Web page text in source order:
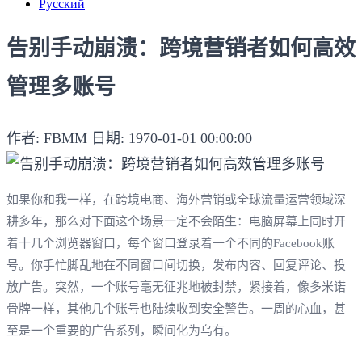
Русский
告别手动崩溃：跨境营销者如何高效
管理多账号
作者: FBMM 日期: 1970-01-01 00:00:00
如果你和我一样，在跨境电商、海外营销或全球流量运营领域深
耕多年，那么对下面这个场景一定不会陌生：电脑屏幕上同时开
着十几个浏览器窗口，每个窗口登录着一个不同的Facebook账
号。你手忙脚乱地在不同窗口间切换，发布内容、回复评论、投
放广告。突然，一个账号毫无征兆地被封禁，紧接着，像多米诺
骨牌一样，其他几个账号也陆续收到安全警告。一周的心血，甚
至是一个重要的广告系列，瞬间化为乌有。